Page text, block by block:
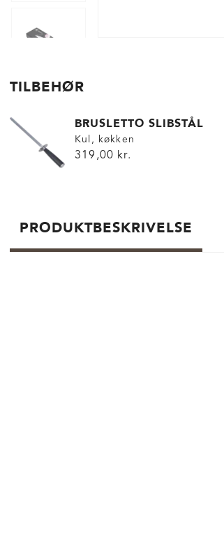
TILBEHØR
BRUSLETTO SLIBSTÅL
Kul, køkken
319,00 kr.
PRODUKTBESKRIVELSE